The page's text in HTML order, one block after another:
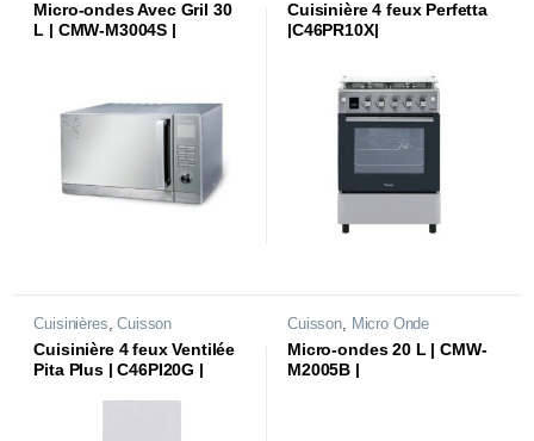
Micro-ondes Avec Gril 30
L | CMW-M3004S |
Cuisinière 4 feux Perfetta
|C46PR10X|
Cuisinières,Cuisson
Cuisinière 4 feux Ventilée
Pita Plus | C46PI20G |
Cuisson, Micro Onde
Micro-ondes 20 L | CMW-
M2005B |